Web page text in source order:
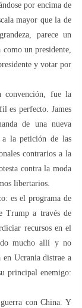
por encima de
mayor que la de
parece un
como un presidente,
y votar por
fue la
es perfecto. James
de una nueva
a la petición de las
contrarios a la
contra la moda
libertarios.
es el programa de
Trump a través de
recursos en el
mucho allí y no
en Ucrania distrae a
principal enemigo:
con China. Y